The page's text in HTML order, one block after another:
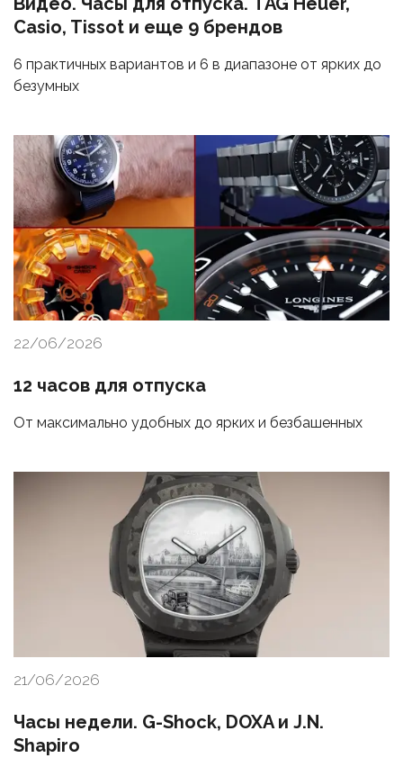
Casio, Tissot и еще 9 брендов
6 практичных вариантов и 6 в диапазоне от ярких до
безумных
22/06/2026
12 часов для отпуска
От максимально удобных до ярких и безбашенных
21/06/2026
Часы недели. G-Shock, DOXA и J.N.
Shapiro